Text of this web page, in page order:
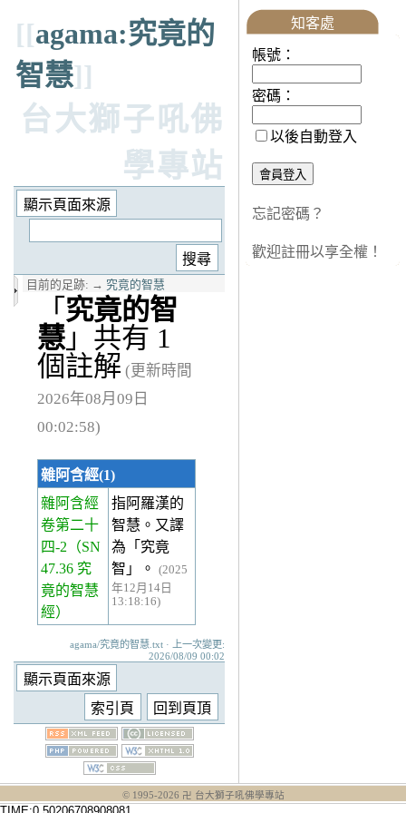
[[agama:究竟的
智慧]]
台大獅子吼佛
學專站
目前的足跡: → 究竟的智慧
「 究竟的智
慧 」共有 1
個註解 (更新時間
2026年08月09日
00:02:58)
雜阿含經(1)
雜阿含經
卷第二十
四-2 （SN
47.36 究
竟的智慧
經）
指阿羅漢的
智慧。又譯
為「究竟
智」。
(2025
年12月14日
13:18:16)
agama/究竟的智慧.txt · 上一次變更:
2026/08/09 00:02
知客處
帳號：
密碼：
以後自動登入
忘記密碼？
歡迎註冊以享全權！
© 1995-2026 卍 台大獅子吼佛學專站